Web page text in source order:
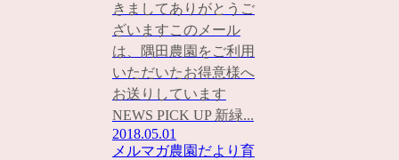
きましてありがとうご
ざいますこのメール
は、隅田農園をご利用
いただいたお得意様へ
お送りしています
NEWS PICK UP 新緑...
2018.05.01
メルマガ農園だより 育